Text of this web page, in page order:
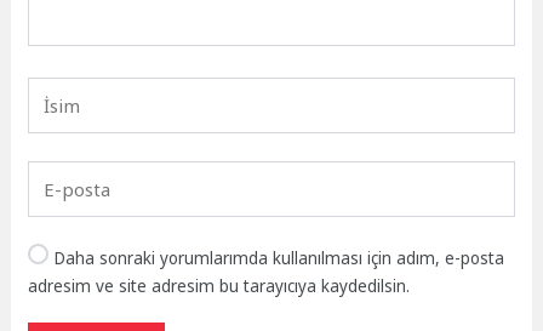
Daha sonraki yorumlarımda kullanılması için adım, e-posta
adresim ve site adresim bu tarayıcıya kaydedilsin.